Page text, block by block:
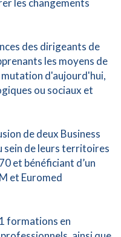
les changements
des dirigeants de
les moyens de
d'aujourd'hui,
ou sociaux et
de deux Business
sein de leurs territoires
et bénéficiant d’un
et Euromed
formations en